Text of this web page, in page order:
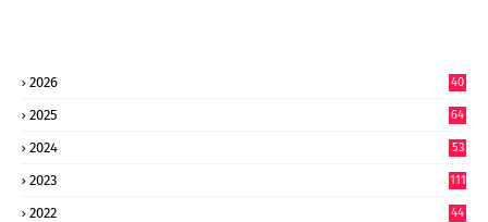
2026
40
2025
64
2024
53
2023 111
2022
44